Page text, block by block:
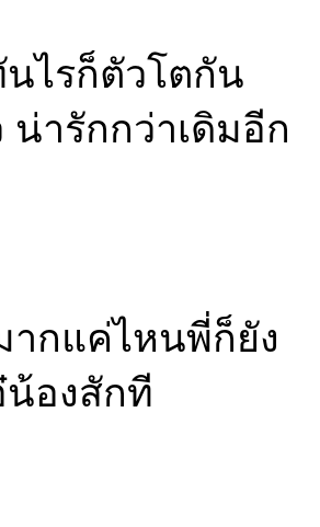
นไรก็ตัวโตกัน
ารักกว่าเดิมอีก
ากแค่ไหนพี่ก็ยัง
น้องสักที